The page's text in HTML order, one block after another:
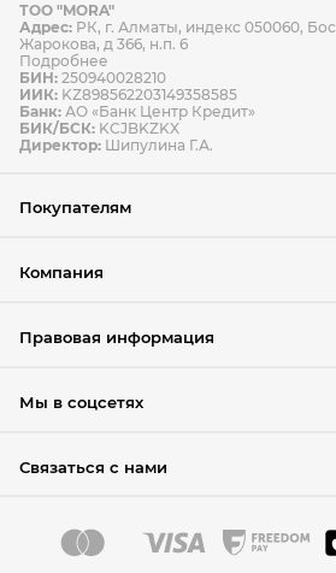
ТОО "MORA"
Адрес: РК, г. Алматы, индекс 050060,
Жарокова, д 366, н.п. 6
Подробнее
БИН: 250940028210
ИИК: KZ898562203149358585
Банк: АО «Банк Центр Кредит»
БИК/БСК: KCJBKZKX
Директор: Шипулина Г.А.
Покупателям
Компания
Правовая информация
Мы в соцсетях
Связаться с нами